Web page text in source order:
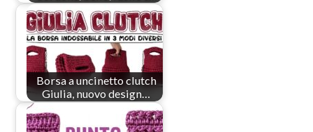
Borsa a uncinetto clutch
Giulia, nuovo design…